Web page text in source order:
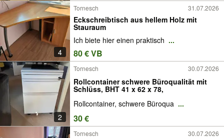
4
Tornesch 31.07.2026
Eckschreibtisch aus hellem Holz mit
Stauraum
Ich biete hier einen praktisch ...
80 € VB
2
Tornesch 30.07.2026
Rollcontainer schwere Büroqualität mit
Schlüss, BHT 41 x 62 x 78,
Rollcontainer, schwere Büroqua ...
30 €
Tornesch 30.07.2026